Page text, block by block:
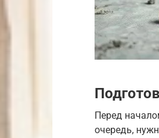
Перед
очередь,